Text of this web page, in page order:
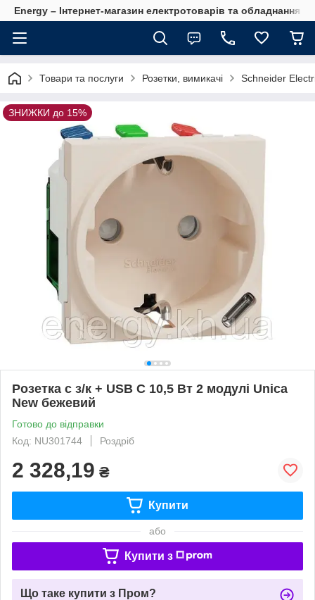
Energy – Інтернет-магазин електротоварів та обладнання
Товари та послуги Розетки, вимикачі Schneider
ЗНИЖКИ до 15%
Розетка с з/к + USB C 10,5 Вт 2 модулі Unica
New бежевий
Готово до відправки
Код: NU301744
Роздріб
2 328,19 ₴
Купити
або
Купити з
Що таке купити з Пром?